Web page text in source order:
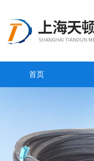
首页